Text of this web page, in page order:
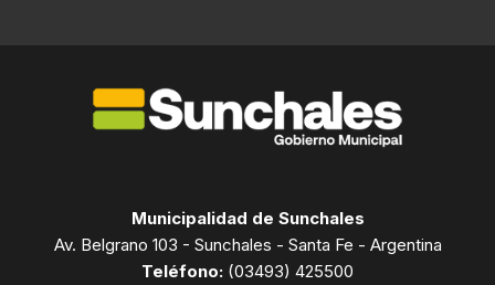
Municipalidad de Sunchales
Av. Belgrano 103 - Sunchales - Santa Fe - Argentina
Teléfono: (03493) 425500